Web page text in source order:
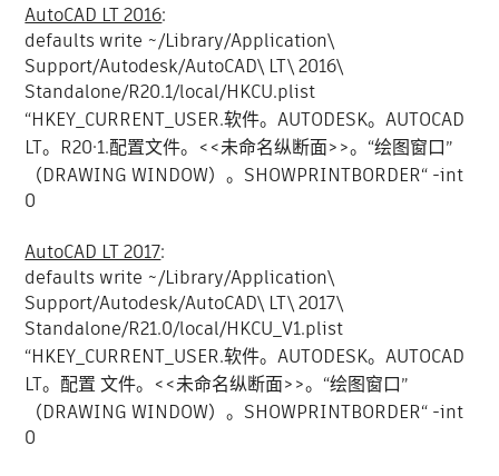
AutoCAD LT 2016:
defaults write ~/Library/Application\
Support/Autodesk/AutoCAD\ LT\ 2016\
Standalone/R20.1/local/HKCU.plist
“HKEY_CURRENT_USER.软件。AUTODESK。AUTOCAD
LT。R20·1.配置文件。<<未命名纵断面>>。“绘图窗口”
（DRAWING WINDOW）。SHOWPRINTBORDER“ -int
0
AutoCAD LT 2017:
defaults write ~/Library/Application\
Support/Autodesk/AutoCAD\ LT\ 2017\
Standalone/R21.0/local/HKCU_V1.plist
“HKEY_CURRENT_USER.软件。AUTODESK。AUTOCAD
LT。配置 文件。<<未命名纵断面>>。“绘图窗口”
（DRAWING WINDOW）。SHOWPRINTBORDER“ -int
0